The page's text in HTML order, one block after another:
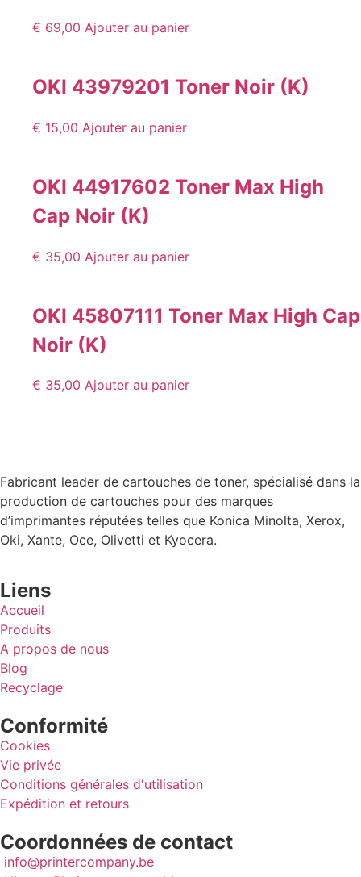
€ 69,00 Ajouter au panier
OKI 43979201 Toner Noir (K)
€ 15,00 Ajouter au panier
OKI 44917602 Toner Max High
Cap Noir (K)
€ 35,00 Ajouter au panier
OKI 45807111 Toner Max High Cap
Noir (K)
€ 35,00 Ajouter au panier
Fabricant leader de cartouches de toner, spécialisé dans la
production de cartouches pour des marques
d’imprimantes réputées telles que Konica Minolta, Xerox,
Oki, Xante, Oce, Olivetti et Kyocera.
Liens
Accueil
Produits
A propos de nous
Blog
Recyclage
Conformité
Cookies
Vie privée
Conditions générales d'utilisation
Expédition et retours
Coordonnées de contact
info@printercompany.be